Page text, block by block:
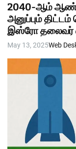
2040-ஆம்
அனுப்பும்
இஸ்ரோ தலைவர்
May 13, 2025Web